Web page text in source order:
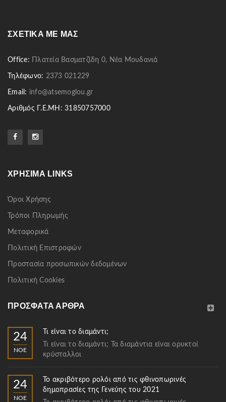
ΣΧΕΤΙΚΆ ΜΕ ΜΑΣ
Office: Πλατεία Βασματζίδη 0, Νέα Μουδανιά
Τηλέφωνο: 2373 021229
Email: info@atsemoglou.gr
Αριθμός Γ.Ε.ΜΗ: 31850757000
ΧΡΉΣΙΜΑ LINKS
Όροι Χρήσης
Τρόποι Πληρωμής
Μεταφορικά
Πολιτική Επιστροφών
Προστασία προσωπικών δεδομένων
Πολιτική Cookies
ΠΡΌΣΦΑΤΑ ΆΡΘΡΑ
24
ΝΟΈ
Τι είναι το διαμάντι;
Τι είναι το διαμάντι; Τα διαμάντια είναι ορυκτοί
κρύσταλλοι
24
ΝΟΈ
Το ακριβότερο ρολόι από τις φθινοπωρινές
δημοπρασίες της Γενεύης του 2021